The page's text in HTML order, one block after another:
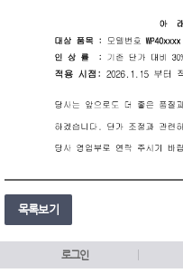
목록보기
로그인